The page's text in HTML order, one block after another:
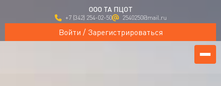
ООО ТА ПЦОТ
+7 (342) 254-02-50 2540250@mail.ru
Войти / Зарегистрироваться